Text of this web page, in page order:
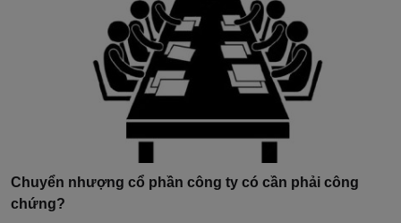
Chuyển nhượng cổ phần công ty có cần phải công
chứng?